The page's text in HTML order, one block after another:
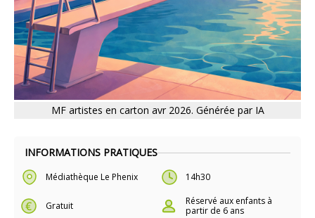
INFORMATIONS PRATIQUES
Médiathèque Le Phenix 14h30
Gratuit
Réservé aux enfants à
partir de 6 ans
MF artistes en carton avr 2026. Générée par IA